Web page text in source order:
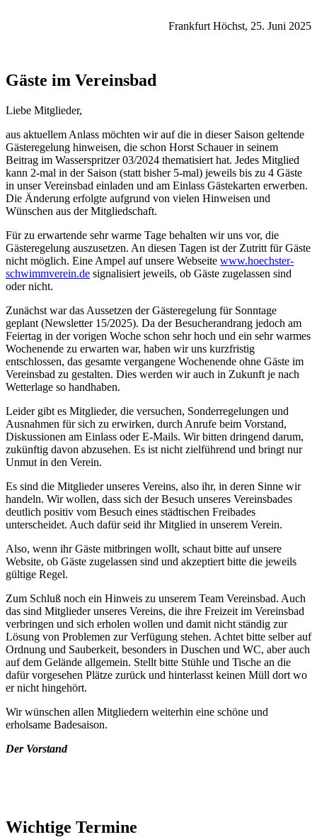
Frankfurt Höchst, 25. Juni 2025
Gäste im Vereinsbad
Liebe Mitglieder,
aus aktuellem Anlass möchten wir auf die in dieser Saison geltende
Gästeregelung hinweisen, die schon Horst Schauer in seinem
Beitrag im Wasserspritzer 03/2024 thematisiert hat. Jedes Mitglied
kann 2-mal in der Saison (statt bisher 5-mal) jeweils bis zu 4 Gäste
in unser Vereinsbad einladen und am Einlass Gästekarten erwerben.
Die Änderung erfolgte aufgrund von vielen Hinweisen und
Wünschen aus der Mitgliedschaft.
Für zu erwartende sehr warme Tage behalten wir uns vor, die
Gästeregelung auszusetzen. An diesen Tagen ist der Zutritt für Gäste
nicht möglich. Eine Ampel auf unsere Webseite www.hoechster-
schwimmverein.de signalisiert jeweils, ob Gäste zugelassen sind
oder nicht.
Zunächst war das Aussetzen der Gästeregelung für Sonntage
geplant (Newsletter 15/2025). Da der Besucherandrang jedoch am
Feiertag in der vorigen Woche schon sehr hoch und ein sehr warmes
Wochenende zu erwarten war, haben wir uns kurzfristig
entschlossen, das gesamte vergangene Wochenende ohne Gäste im
Vereinsbad zu gestalten. Dies werden wir auch in Zukunft je nach
Wetterlage so handhaben.
Leider gibt es Mitglieder, die versuchen, Sonderregelungen und
Ausnahmen für sich zu erwirken, durch Anrufe beim Vorstand,
Diskussionen am Einlass oder E-Mails. Wir bitten dringend darum,
zukünftig davon abzusehen. Es ist nicht zielführend und bringt nur
Unmut in den Verein.
Es sind die Mitglieder unseres Vereins, also ihr, in deren Sinne wir
handeln. Wir wollen, dass sich der Besuch unseres Vereinsbades
deutlich positiv vom Besuch eines städtischen Freibades
unterscheidet. Auch dafür seid ihr Mitglied in unserem Verein.
Also, wenn ihr Gäste mitbringen wollt, schaut bitte auf unsere
Website, ob Gäste zugelassen sind und akzeptiert bitte die jeweils
gültige Regel.
Zum Schluß noch ein Hinweis zu unserem Team Vereinsbad. Auch
das sind Mitglieder unseres Vereins, die ihre Freizeit im Vereinsbad
verbringen und sich erholen wollen und damit nicht ständig zur
Lösung von Problemen zur Verfügung stehen. Achtet bitte selber auf
Ordnung und Sauberkeit, besonders in Duschen und WC, aber auch
auf dem Gelände allgemein. Stellt bitte Stühle und Tische an die
dafür vorgesehen Plätze zurück und hinterlasst keinen Müll dort wo
er nicht hingehört.
Wir wünschen allen Mitgliedern weiterhin eine schöne und
erholsame Badesaison.
Der Vorstand
Wichtige Termine